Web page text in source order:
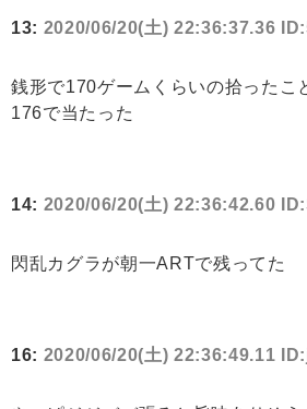
13: 2020/06/20(土) 22:36:37.36
銭形で170ゲームくらいの拾ったこ
176で当たった
14: 2020/06/20(土) 22:36:42.60
閃乱カグラが朝一ARTで残ってた
16: 2020/06/20(土) 22:36:49.11